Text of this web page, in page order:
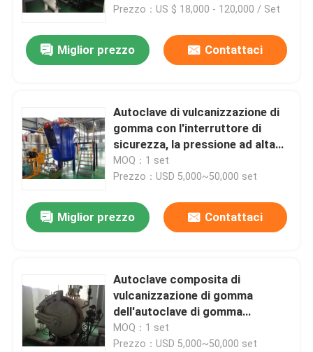
Prodotti
Video
Su di noi
Controllo della qualità
Contattaci
Prezzo：US $ 18,000 - 120,000 / Set
Miglior prezzo Contattaci
Autoclave di vulcanizzazione di
gomma con l'interruttore di
sicurezza, la pressione ad alta
temperatura e bassa di controllo
automatico
MOQ：1 set
Prezzo：USD 5,000~50,000 set
Miglior prezzo Contattaci
Autoclave composita di
vulcanizzazione di gomma
dell'autoclave di gomma
dell'autoclave con controllo
dello SpA dell'interruttore e di
MOQ：1 set
Prezzo：USD 5,000~50,000 set